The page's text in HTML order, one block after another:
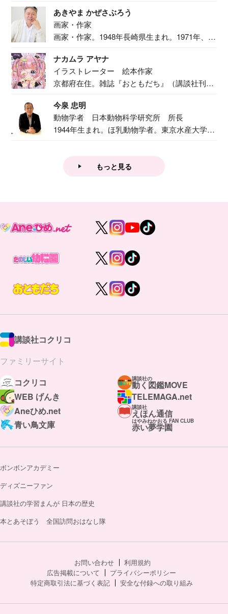
あきやま かぜさぶろう
画家・作家
画家・作家。1948年長崎県生まれ。1971年、
ナカムラ アヤナ
イラストレーター 絵本作家
京都府在住。雑誌『おともだち』（講談社刊）
今泉 忠明
動物学者 日本動物科学研究所 所長
1944年生まれ。ほ乳動物学者。東京水産大学卒
もっと見る
講談社コクリコ
ファミリーサイト
コクリコ
講談社の
動く図鑑MOVE
WEB げんき
TELEMAGA.net
Aneひめ.net
講談社
えほん通信
青い鳥文庫
はやみねかおる FAN CLUB
赤い夢学園
ボンボンアカデミー
ディズニーファン
講談社の学習まんが 日本の歴史
本とあそぼう 全国訪問おはなし隊
お問い合わせ
利用規約
広告掲載について
プライバシーポリシー
特定商取引法に基づく表記
安全な付録への取り組み